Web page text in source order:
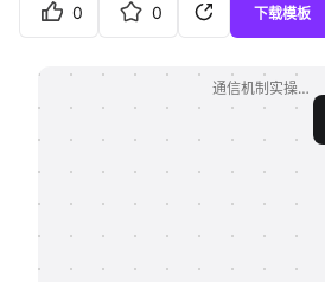
支持
0 0 下载模板